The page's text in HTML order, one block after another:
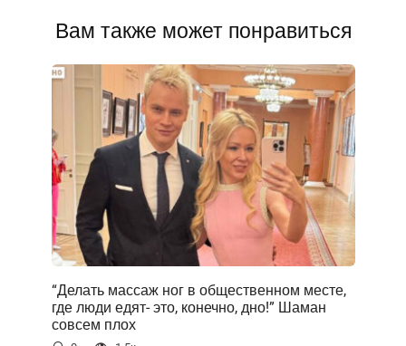
Вам также может понравиться
“Делать массаж ног в общественном месте,
где люди едят- это, конечно, дно!” Шаман
совсем плох